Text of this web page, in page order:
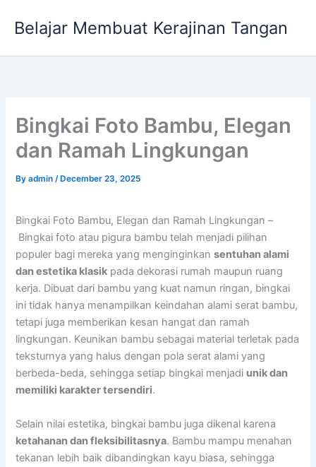
Belajar Membuat Kerajinan Tangan
Bingkai Foto Bambu, Elegan
dan Ramah Lingkungan
Byadmin/ December 23, 2025
Bingkai Foto Bambu, Elegan dan Ramah Lingkungan –
Bingkai foto atau pigura bambu telah menjadi pilihan
populer bagi mereka yang menginginkansentuhan alami
dan estetika klasik pada dekorasi rumah maupun ruang
kerja. Dibuat dari bambu yang kuat namun ringan, bingkai
ini tidak hanya menampilkan keindahan alami serat bambu,
tetapi juga memberikan kesan hangat dan ramah
lingkungan. Keunikan bambu sebagai material terletak pada
teksturnya yang halus dengan pola serat alami yang
berbeda-beda, sehingga setiap bingkai menjadi unik dan
memiliki karakter tersendiri.
Selain nilai estetika, bingkai bambu juga dikenal karena
ketahanan dan fleksibilitasnya. Bambu mampu menahan
tekanan lebih baik dibandingkan kayu biasa, sehingga